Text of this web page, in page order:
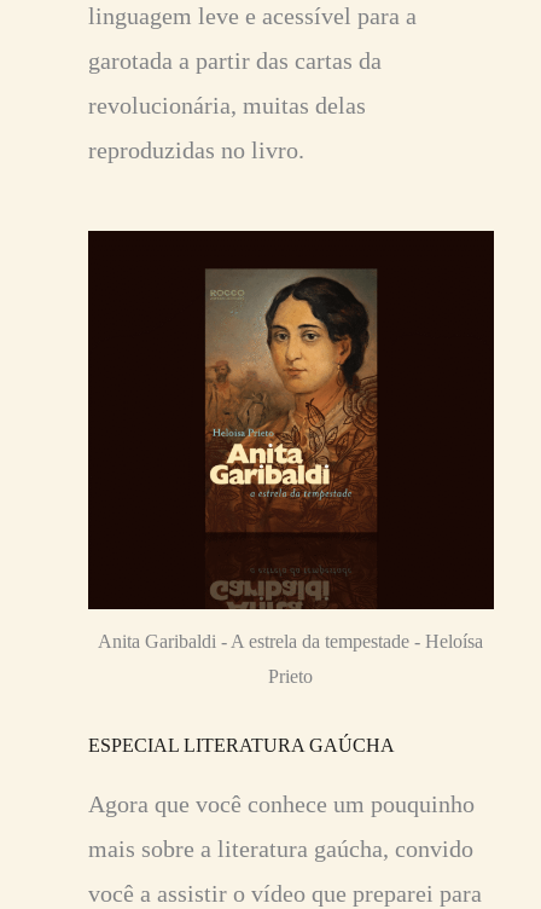
linguagem leve e acessível para a
garotada a partir das cartas da
revolucionária, muitas delas
reproduzidas no livro.
Anita Garibaldi - A estrela da tempestade - Heloísa
Prieto
ESPECIAL LITERATURA GAÚCHA
Agora que você conhece um pouquinho
mais sobre a literatura gaúcha, convido
você a assistir o vídeo que preparei para